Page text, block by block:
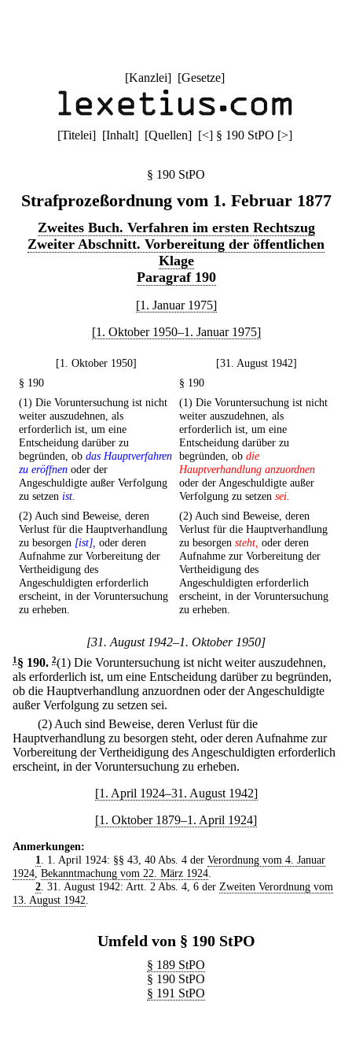
[Kanzlei] [Gesetze]
[Titelei] [Inhalt] [Quellen] [<] § 190 StPO [>]
§ 190 StPO
Strafprozeßordnung vom 1. Februar 1877
Zweites Buch. Verfahren im ersten Rechtszug
Zweiter Abschnitt. Vorbereitung der öffentlichen
Klage
Paragraf 190
[1. Januar 1975]
[1. Oktober 1950–1. Januar 1975]
[1. Oktober 1950]
[31. August 1942]
§ 190
§ 190
(1) Die Voruntersuchung ist nicht
weiter auszudehnen, als
erforderlich ist, um eine
Entscheidung darüber zu
begründen, ob das Hauptverfahren
zu eröffnen oder der
Angeschuldigte außer Verfolgung
zu setzen ist.
(1) Die Voruntersuchung ist nicht
weiter auszudehnen, als
erforderlich ist, um eine
Entscheidung darüber zu
begründen, ob die
Hauptverhandlung anzuordnen
oder der Angeschuldigte außer
Verfolgung zu setzen sei.
(2) Auch sind Beweise, deren
Verlust für die Hauptverhandlung
zu besorgen [ist], oder deren
Aufnahme zur Vorbereitung der
Vertheidigung des
Angeschuldigten erforderlich
erscheint, in der Voruntersuchung
zu erheben.
(2) Auch sind Beweise, deren
Verlust für die Hauptverhandlung
zu besorgen steht, oder deren
Aufnahme zur Vorbereitung der
Vertheidigung des
Angeschuldigten erforderlich
erscheint, in der Voruntersuchung
zu erheben.
[31. August 1942–1. Oktober 1950]
1§ 190. 2(1) Die Voruntersuchung ist nicht weiter auszudehnen,
als erforderlich ist, um eine Entscheidung darüber zu begründen,
ob die Hauptverhandlung anzuordnen oder der Angeschuldigte
außer Verfolgung zu setzen sei.
(2) Auch sind Beweise, deren Verlust für die
Hauptverhandlung zu besorgen steht, oder deren Aufnahme zur
Vorbereitung der Vertheidigung des Angeschuldigten erforderlich
erscheint, in der Voruntersuchung zu erheben.
[1. April 1924–31. August 1942]
[1. Oktober 1879–1. April 1924]
Anmerkungen:
1
. 1. April 1924: §§ 43, 40 Abs. 4 der Verordnung vom 4. Januar
1924 Bekanntmachung vom 22. März 1924
2. 31. August 1942: Artt. 2 Abs. 4, 6 der Zweiten Verordnung vom
13. August 1942
Umfeld von § 190 StPO
§ 189 StPO
§ 190 StPO
§ 191 StPO